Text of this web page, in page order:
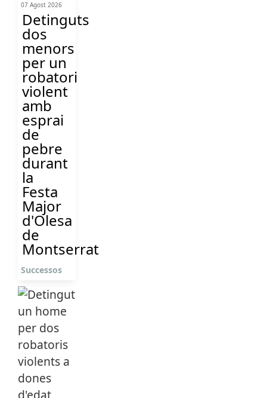
07 Agost 2026
Detinguts
dos
menors
per un
robatori
violent
amb
esprai
de
pebre
durant
la
Festa
Major
d'Olesa
de
Montserrat
Successos